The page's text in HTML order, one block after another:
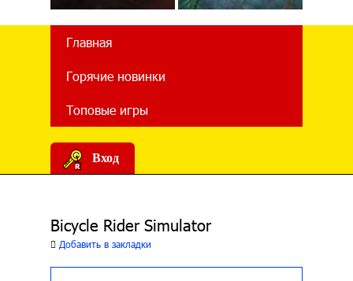
Главная
Горячие новинки
Топовые игры
Вход
Bicycle Rider Simulator
Добавить в закладки